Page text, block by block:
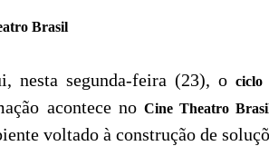
Brasil
nesta segunda-feira (23), o ciclo
acontece no Cine Theatro
voltado à construção de